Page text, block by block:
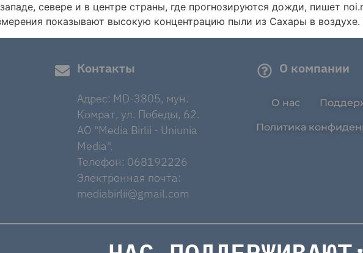
севере и в центре страны, где прогнозируются дожди, пишет
показывают высокую концентрацию пыли из Сахары в
Контакты
Адрес: MD-3805, мун.
Комрат, ул. Победы, 62.
AO "Media Birlii - Uniunia
Media".
Телефон: 068192226
Электронная почта:
mediabirlii@gmail.com
О компании
О нас
Политика